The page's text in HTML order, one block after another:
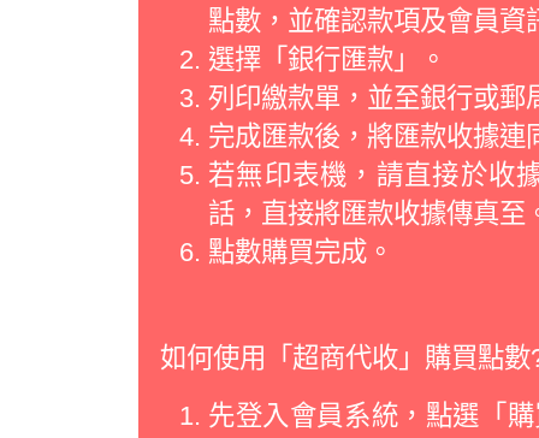
點數，並確認款項及會員資
選擇「銀行匯款」。
列印繳款單，並至銀行或郵
完成匯款後，將匯款收據連
若無印表機，請直接於收
話，直接將匯款收據傳真至
點數購買完成。
如何使用「超商代收」購買點數
先登入會員系統，點選「